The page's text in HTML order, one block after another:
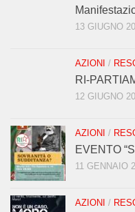
13 GIUGNO
AZIONI /
RI-
12 GIUGNO
AZIONI /
EVENTO
11 GENNAIO
AZIONI /